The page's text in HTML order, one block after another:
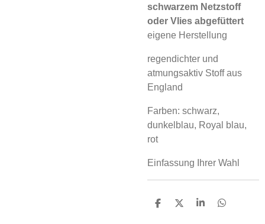
schwarzem Netzstoff
oder Vlies abgefüttert
eigene Herstellung
regendichter und
atmungsaktiv Stoff aus
England
Farben: schwarz,
dunkelblau, Royal blau,
rot
Einfassung Ihrer Wahl
T
T
T
T